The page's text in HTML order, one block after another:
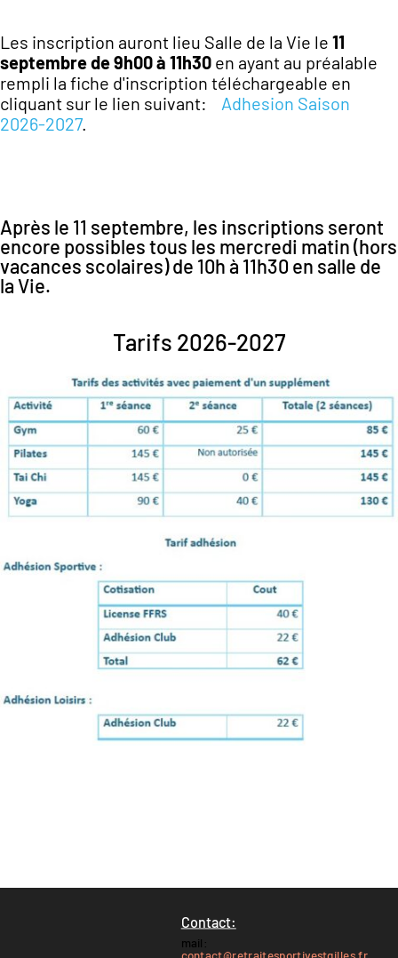
Les inscription auront lieu Salle de la Vie le 11
septembre de 9h00 à 11h30 en ayant au préalable
rempli la fiche d'inscription téléchargeable en
cliquant sur le lien suivant:
Adhesion Saison
2026-2027.
Après le 11 septembre, les inscriptions seront
encore possibles tous les mercredi matin (hors
vacances scolaires) de 10h à 11h30 en salle de
la Vie.
Tarifs 2026-2027
Contact:
mail:
contact@retraitesportivestgilles.fr